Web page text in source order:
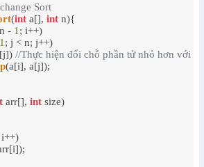
Sort
(int a[], int n){
- 1 ; i++)
1 ; j < n; j++)
//Thực hiện đổi chỗ phần tử nhỏ hơn với
(a[i], a[j]);
arr[], int size)